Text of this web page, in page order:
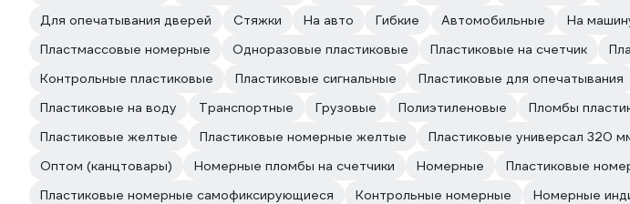
Для опечатывания дверей
Стяжки На авто Гибкие Автомобильные На
Пластмассовые номерные
Одноразовые пластиковые Пластиковые на счетчик
Контрольные пластиковые
Пластиковые сигнальные Пластиковые для опечатывания
Пластиковые на воду
Транспортные Грузовые Полиэтиленовые Пломбы
Пластиковые желтые
Пластиковые номерные желтые Пластиковые универсал 320
Оптом (канцтовары)
Номерные пломбы на счетчики Номерные Пластиковые
Пластиковые номерные самофиксирующиеся
Контрольные номерные Номерные